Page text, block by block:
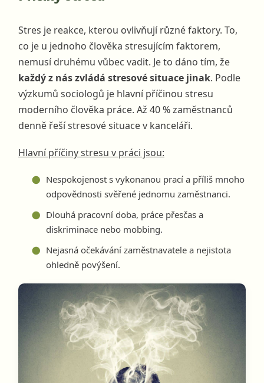
Stres je reakce, kterou ovlivňují různé faktory. To,
co je u jednoho člověka stresujícím faktorem,
nemusí druhému vůbec vadit. Je to dáno tím, že
každý z nás zvládá stresové situace jinak. Podle
výzkumů sociologů je hlavní příčinou stresu
moderního člověka práce. Až 40 % zaměstnanců
denně řeší stresové situace v kanceláři.
Hlavní příčiny stresu v práci jsou:
Nespokojenost s vykonanou prací a příliš mnoho
odpovědnosti svěřené jednomu zaměstnanci.
Dlouhá pracovní doba, práce přesčas a
diskriminace nebo mobbing.
Nejasná očekávání zaměstnavatele a nejistota
ohledně povýšení.